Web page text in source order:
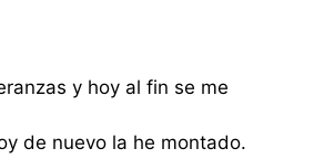
y hoy al fin se me
de nuevo la he montado.